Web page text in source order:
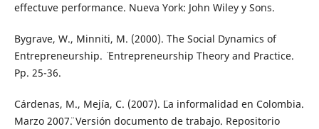
effectuve performance. Nueva York: John Wiley y Sons.
Bygrave, W., Minniti, M. (2000). ¨The Social Dynamics of
Entrepreneurship. ¨ Entrepreneurship Theory and Practice.
Pp. 25-36.
Cárdenas, M., Mejía, C. (2007). ¨La informalidad en Colombia.
Marzo 2007¨. Versión documento de trabajo. Repositorio